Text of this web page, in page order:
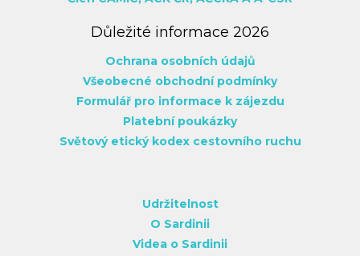
Důležité informace 2026
Ochrana osobních údajů
Všeobecné obchodní podmínky
Formulář pro informace k zájezdu
Platební poukázky
Světový etický kodex cestovního ruchu
Udržitelnost
O Sardinii
Videa o Sardinii